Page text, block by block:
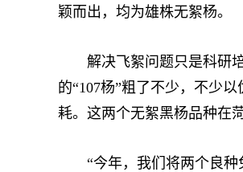
颖而出，均为雄株无絮杨。
解决飞絮问题只是科研培
的“107杨”粗了不少，不少
耗。这两个无絮黑杨品种在
“今年，我们将两个良种